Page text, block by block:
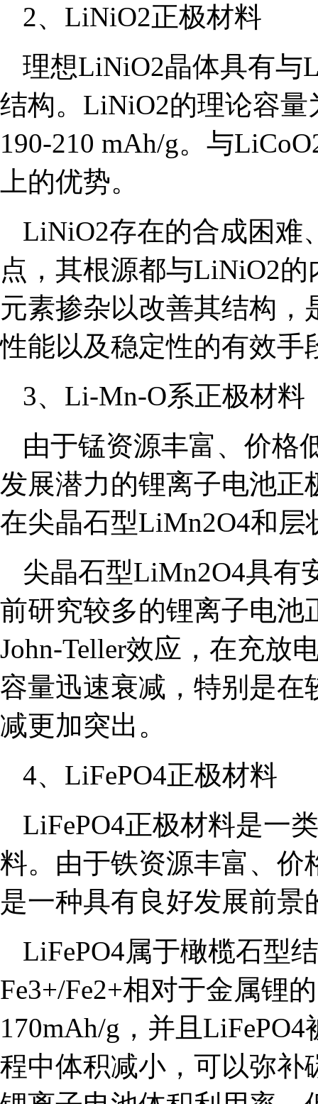
2、LiNiO2正极材料
理想LiNiO2晶体具有与
结构。LiNiO2的理论容量
190-210 mAh/g。与
上的优势。
LiNiO2存在的合成困难
点，其根源都与LiNiO2
元素掺杂以改善其结构
性能以及稳定性的有效手
3、Li-Mn-O系正极材料
由于锰资源丰富、价格
发展潜力的锂离子电池
在尖晶石型LiMn2O4和
尖晶石型LiMn2O4具有
前研究较多的锂离子电池
John-Teller效应，在充放
容量迅速衰减，特别是在
减更加突出。
4、LiFePO4正极材料
LiFePO4正极材料是一
料。由于铁资源丰富、价
是一种具有良好发展前
LiFePO4属于橄榄石型
Fe3+/Fe2+相对于金属锂
170mAh/g，并且
程中体积减小，可以弥补